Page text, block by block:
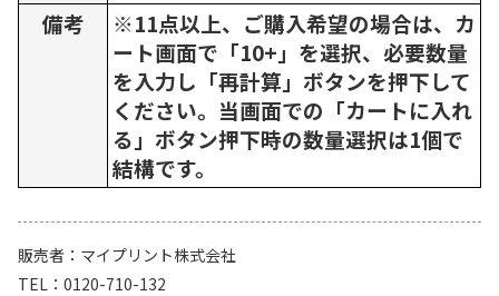
備考
※11点以上、ご購入希望の場合は、カ
ート画面で「10+」を選択、必要数量
を入力し「再計算」ボタンを押下して
ください。当画面での「カートに入れ
る」ボタン押下時の数量選択は1個で
結構です。
販売者
マイプリント株式会社
TEL
0120-710-132